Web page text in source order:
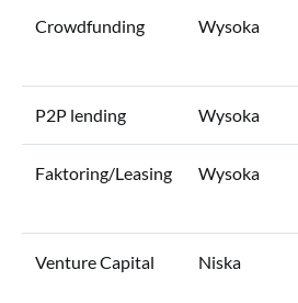
Crowdfunding Wysoka
P2P lending Wysoka
Faktoring/Leasing Wysoka
Venture Capital Niska